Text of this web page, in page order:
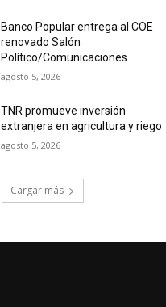
Banco Popular entrega al COE
renovado Salón
Político/Comunicaciones
agosto 5, 2026
TNR promueve inversión
extranjera en agricultura y riego
agosto 5, 2026
Cargar más